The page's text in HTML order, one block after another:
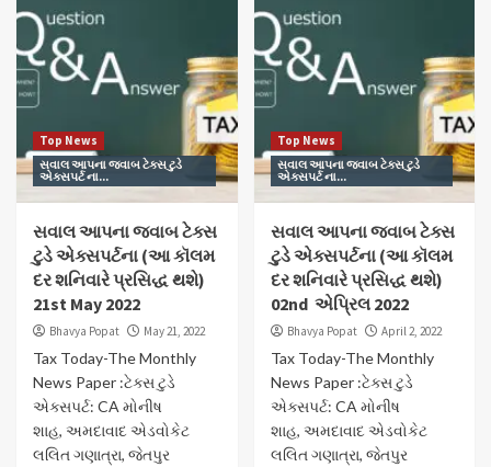
Top News
સવાલ આપના જવાબ ટેક્સ ટુડે
એક્સપર્ટ ના...
સવાલ આપના જવાબ ટેક્સ
ટુડે એક્સપર્ટના (આ કૉલમ
દર શનિવારે પ્રસિદ્ધ થશે)
21st May 2022
Bhavya Popat May 21, 2022
Tax Today-The Monthly
News Paper :ટેક્સ ટુડે
એક્સપર્ટ: CA મોનીષ
શાહ, અમદાવાદ એડવોકેટ
લલિત ગણાત્રા, જેતપુર
Top News
સવાલ આપના જવાબ ટેક્સ ટુડે
એક્સપર્ટ ના...
સવાલ આપના જવાબ ટેક્સ
ટુડે એક્સપર્ટના (આ કૉલમ
દર શનિવારે પ્રસિદ્ધ થશે)
02nd એપ્રિલ 2022
Bhavya Popat April 2, 2022
Tax Today-The Monthly
News Paper :ટેક્સ ટુડે
એક્સપર્ટ: CA મોનીષ
શાહ, અમદાવાદ એડવોકેટ
લલિત ગણાત્રા, જેતપુર